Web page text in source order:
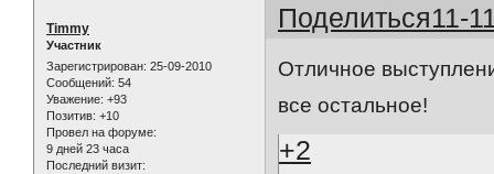
Поделиться11-
Timmy
Участник
Зарегистрирован: 25-09-2010
Сообщений: 54
Уважение: +93
Позитив: +10
Провел на форуме:
9 дней 23 часа
Последний визит:
Отличное
все остальное!
+2